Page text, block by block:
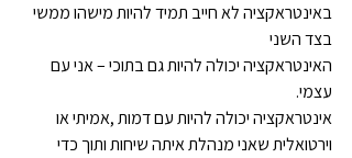
באינטראקציה לא חייב תמיד להיות מישהו ממשי
האינטראקציה יכולה להיות גם בתוכי – אני עם
אינטראקציה יכולה להיות עם דמות ,אמיתי או
וירטואלית שאני מנהלת איתה שיחות ותוך כדי